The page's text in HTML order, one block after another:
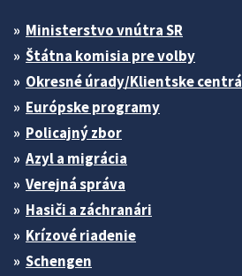
Ministerstvo vnútra SR
Štátna komisia pre volby
Okresné úrady/Klientske centrá
Európske programy
Policajný zbor
Azyl a migrácia
Verejná správa
Hasiči a záchranári
Krízové riadenie
Schengen